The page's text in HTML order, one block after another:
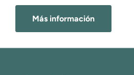
Más información